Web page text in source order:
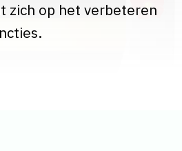
zich op het verbeteren